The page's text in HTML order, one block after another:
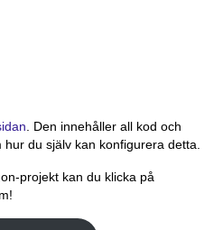
. Den innehåller all kod och
du själv kan konfigurera detta.
projekt kan du klicka på